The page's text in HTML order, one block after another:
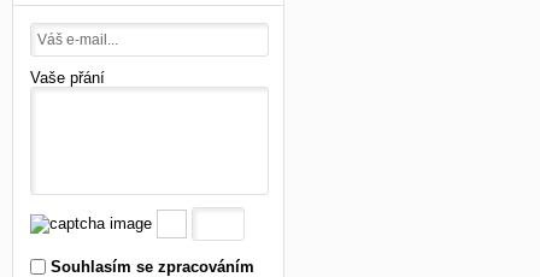
Vaše přání
Souhlasím se zpracováním